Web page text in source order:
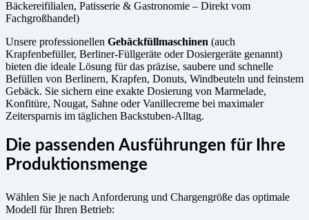
Bäckereifilialen, Patisserie & Gastronomie – Direkt vom
Fachgroßhandel)
Unsere professionellen Gebäckfüllmaschinen (auch
Krapfenbefüller, Berliner-Füllgeräte oder Dosiergeräte genannt)
bieten die ideale Lösung für das präzise, saubere und schnelle
Befüllen von Berlinern, Krapfen, Donuts, Windbeuteln und feinstem
Gebäck. Sie sichern eine exakte Dosierung von Marmelade,
Konfitüre, Nougat, Sahne oder Vanillecreme bei maximaler
Zeitersparnis im täglichen Backstuben-Alltag.
Die passenden Ausführungen für Ihre
Produktionsmenge
Wählen Sie je nach Anforderung und Chargengröße das optimale
Modell für Ihren Betrieb: